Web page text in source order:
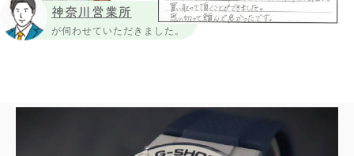
神奈川営業所
が伺わせていただきました。
買取実績一覧